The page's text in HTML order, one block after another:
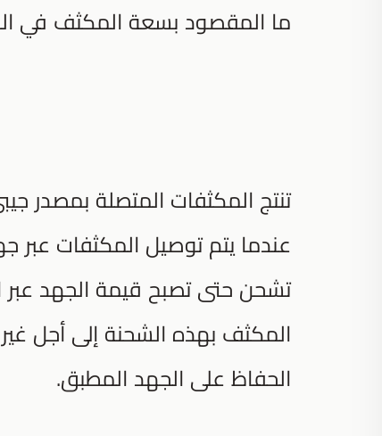
ما المقصود بسعة المكثف في
تنتج المكثفات المتصلة بمصدر
عندما يتم توصيل المكثفات عبر
تشحن حتى تصبح قيمة الجهد عبر
المكثف بهذه الشحنة إلى أجل
الحفاظ على الجهد المطبق.